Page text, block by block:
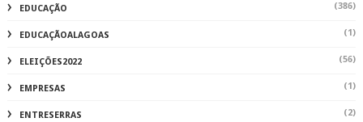
EDUCAÇÃO (386)
EDUCAÇÃOALAGOAS (1)
ELEIÇÕES2022 (56)
EMPRESAS (1)
ENTRESERRAS (2)